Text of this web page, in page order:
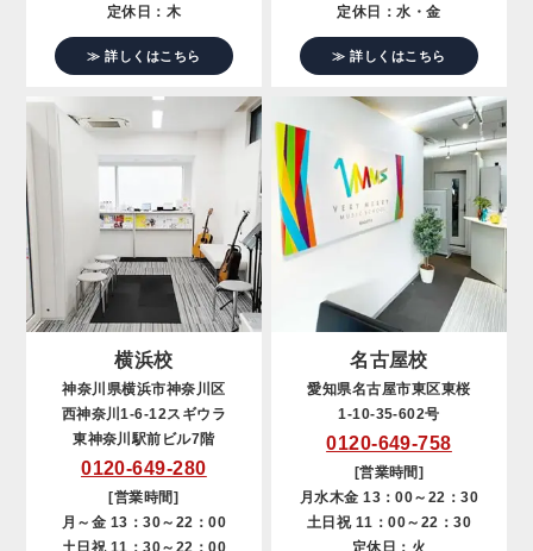
定休日：木
≫ 詳しくはこちら
定休日：水・金
≫ 詳しくはこちら
横浜校
神奈川県横浜市神奈川区
西神奈川1-6-12スギウラ
東神奈川駅前ビル7階
0120-649-280
[営業時間]
月～金 13：30～22：00
土日祝 11：30～22：00
名古屋校
愛知県名古屋市東区東桜
1-10-35-602号
0120-649-758
[営業時間]
月水木金 13：00～22：30
土日祝 11：00～22：30
定休日：火